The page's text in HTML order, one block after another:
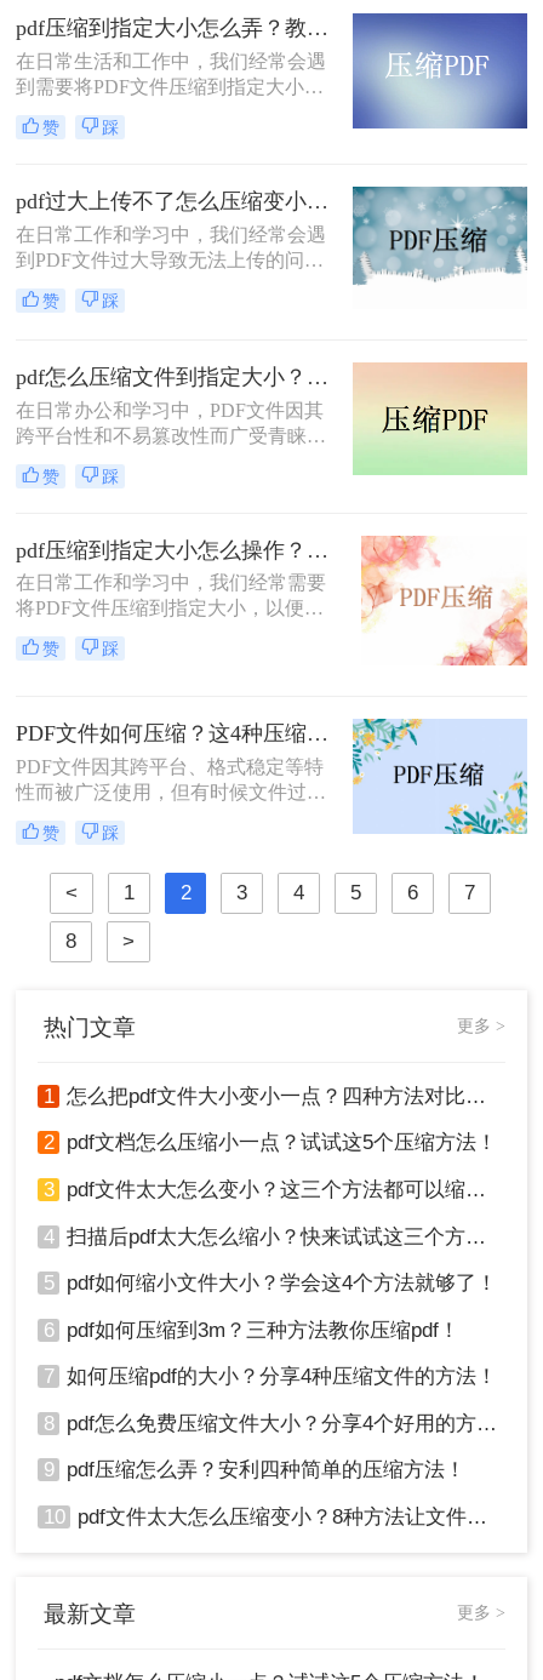
储空间不足。那么pdf文件太大怎么压
缩呢？本文将介绍三种有效的PDF文
件压缩方法。
pdf压缩到指定大小怎么弄？教你二种操作简单的压缩方法！
在日常生活和工作中，我们经常会遇
到需要将PDF文件压缩到指定大小的
情况。无论是为了节省存储空间，还
是为了满足上传要求，PDF压缩都显
怎么弄呢？本文将介绍两种将PDF压
缩到指定大小的方法。
赞 踩
pdf过大上传不了怎么压缩变小？试试这二种实用方法！
在日常工作和学习中，我们经常会遇
到PDF文件过大导致无法上传的问
题。这不仅会耽误我们的时间，还可
能影响工作效率。那么pdf过大上传不
有效的PDF文件压缩方法，帮助大家
轻松解决这一问题。
赞 踩
pdf怎么压缩文件到指定大小？这二种方法快来看看！
在日常办公和学习中，PDF文件因其
跨平台性和不易篡改性而广受青睐。
然而，有时PDF文件过大，会影响发
送、存储和加载速度。因此，将PDF
那么pdf怎么压缩文件到指定大小呢？
本文将介绍两种将PDF文件压缩到指
定大小的方法。
赞 踩
pdf压缩到指定大小怎么操作？这3种压缩方法可以尝试！
在日常工作和学习中，我们经常需要
将PDF文件压缩到指定大小，以便进
行传输或存储。虽然PDF文件因其固
定格式和跨平台的优势而广受欢迎，
么pdf压缩到指定大小怎么操作呢？本
文将介绍三种将PDF压缩到指定大小
的方法，帮助您轻松完成这一任务。
赞 踩
PDF文件如何压缩？这4种压缩小妙招了解下！
PDF文件因其跨平台、格式稳定等特
性而被广泛使用，但有时候文件过
大，会给存储、传输和分享带来不
便。那么PDF文件如何压缩呢？本文
将介绍四种PDF文件压缩的方法，帮
助您轻松解决PDF文件过大的问题。
赞 踩
< 1 2 3 4 5 6 7
8 >
热门文章 更多 >
1 怎么把pdf文件大小变小一点？四种方法对比，一看就懂！
2 pdf文档怎么压缩小一点？试试这5个压缩方法！
3 pdf文件太大怎么变小？这三个方法都可以缩小！
4 扫描后pdf太大怎么缩小？快来试试这三个方法！
5 pdf如何缩小文件大小？学会这4个方法就够了！
6 pdf如何压缩到3m？三种方法教你压缩pdf！
7 如何压缩pdf的大小？分享4种压缩文件的方法！
8 pdf怎么免费压缩文件大小？分享4个好用的方法，简单又快捷！
9 pdf压缩怎么弄？安利四种简单的压缩方法！
10 pdf文件太大怎么压缩变小？8种方法让文件轻松"瘦身"！
最新文章 更多 >